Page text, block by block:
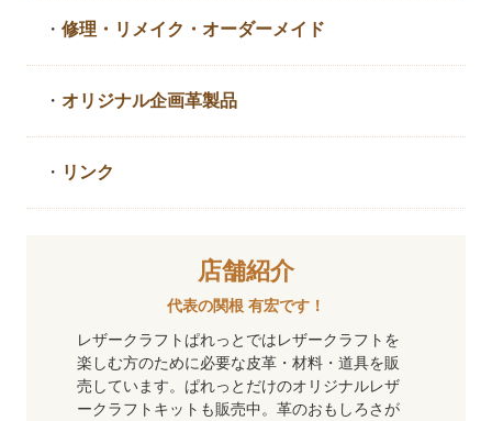
・修理・リメイク・ オーダーメイド
・ オリジナル企画革製品
・ リンク
店舗紹介
代表の関根 有宏です！
レザークラフトぱれっとではレザークラフトを
楽しむ方のために必要な皮革・材料・道具を販
売しています。ぱれっとだけのオリジナルレザ
ークラフトキットも販売中。革のおもしろさが